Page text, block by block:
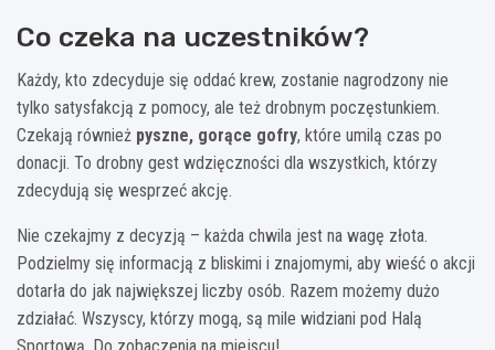
Co czeka na uczestników?
Każdy, kto zdecyduje się oddać krew, zostanie nagrodzony nie
tylko satysfakcją z pomocy, ale też drobnym poczęstunkiem.
Czekają również pyszne, gorące gofry, które umilą czas po
donacji. To drobny gest wdzięczności dla wszystkich, którzy
zdecydują się wesprzeć akcję.
Nie czekajmy z decyzją – każda chwila jest na wagę złota.
Podzielmy się informacją z bliskimi i znajomymi, aby wieść o akcji
dotarła do jak największej liczby osób. Razem możemy dużo
zdziałać. Wszyscy, którzy mogą, są mile widziani pod Halą